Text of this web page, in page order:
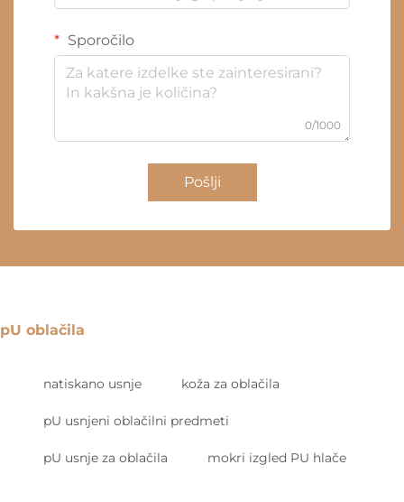
Sporočilo
0/1000
Pošlji
pU oblačila
natiskano usnje koža za oblačila
pU usnjeni oblačilni predmeti
pU usnje za oblačila mokri izgled PU hlače